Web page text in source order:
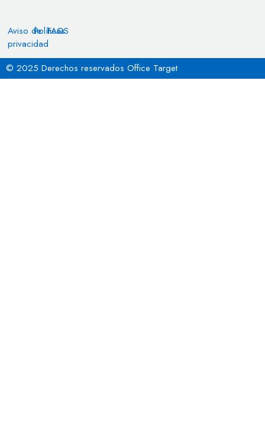
Aviso de
privacidad
Políticas
FAQS
© 2025 Derechos reservados Office Target